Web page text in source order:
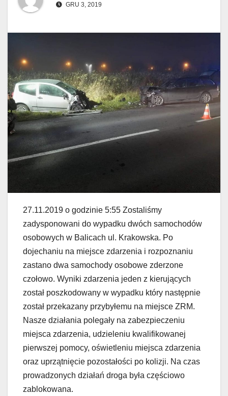
GRU 3, 2019
27.11.2019 o godzinie 5:55 Zostaliśmy
zadysponowani do wypadku dwóch samochodów
osobowych w Balicach ul. Krakowska. Po
dojechaniu na miejsce zdarzenia i rozpoznaniu
zastano dwa samochody osobowe zderzone
czołowo. Wyniki zdarzenia jeden z kierujących
został poszkodowany w wypadku który następnie
został przekazany przybyłemu na miejsce ZRM.
Nasze działania polegały na zabezpieczeniu
miejsca zdarzenia, udzieleniu kwalifikowanej
pierwszej pomocy, oświetleniu miejsca zdarzenia
oraz uprzątnięcie pozostałości po kolizji. Na czas
prowadzonych działań droga była częściowo
zablokowana.